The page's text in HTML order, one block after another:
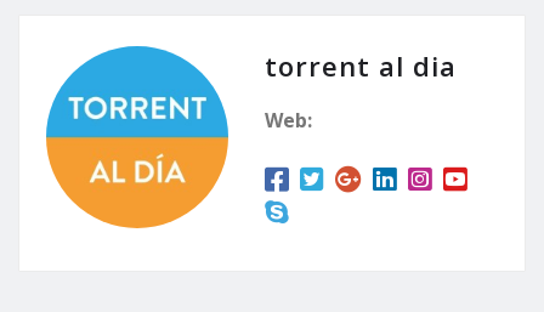
torrent al dia
Web: